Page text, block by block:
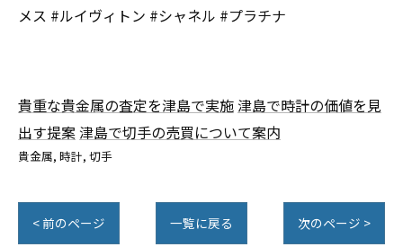
メス #ルイヴィトン #シャネル #プラチナ
貴重な貴金属の査定を津島で実施 津島で時計の価値を見
出す提案 津島で切手の売買について案内
貴金属 時計 切手
< 前のページ 一覧に戻る 次のページ >